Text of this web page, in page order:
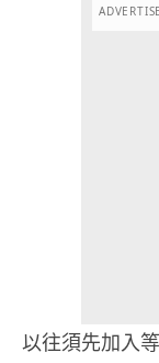
以往須先加入